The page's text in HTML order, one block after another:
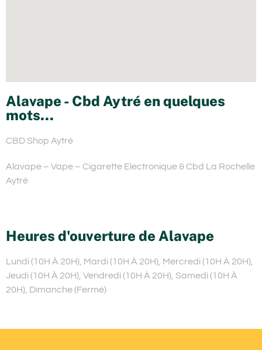
Alavape - Cbd Aytré en quelques
mots...
CBD Shop Aytré
Alavape – Vape – Cigarette Electronique & Cbd La Rochelle
Aytré
Heures d'ouverture de Alavape
Lundi (10H À 20H), Mardi (10H À 20H), Mercredi (10H À 20H),
Jeudi (10H À 20H), Vendredi (10H À 20H), Samedi (10H À
20H), Dimanche (Fermé)